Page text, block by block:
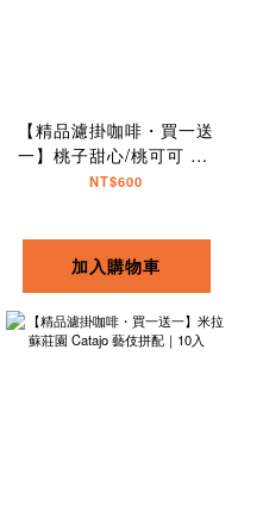
【精品濾掛咖啡・買一送
一】桃子甜心/桃可可 G1
日曬｜10入
NT$600
加入購物車